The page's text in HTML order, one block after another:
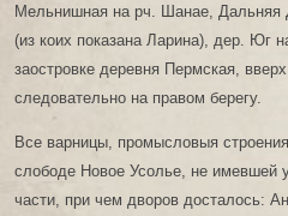
Мельнишная на рч. Шанае, Дальняя
(из коих показана Ларина), дер. Юг
заостровке деревня Пермская,
следовательно на правом берегу.
Все варницы, промысловыя
слободе Новое Усолье, не имевшей
части, при чем дворов досталось: